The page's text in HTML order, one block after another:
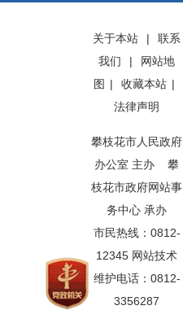
关于本站 |
联系
我们
|
网站地
图 | 收藏本站 |
法律声明
攀枝花市人民政府
办公室 主办 攀
枝花市政府网站事
务中心 承办
市民热线：0812-
12345 网站技术
维护电话：0812-
3356287